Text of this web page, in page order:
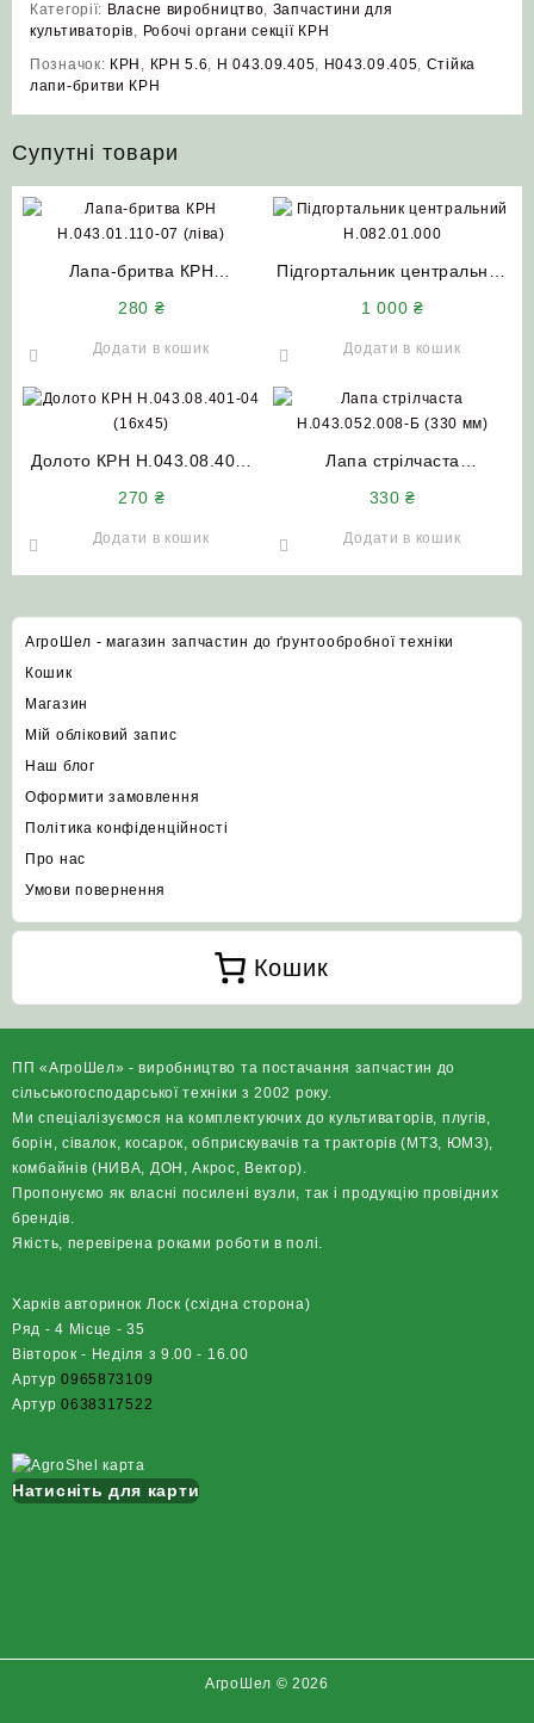
Категорії: Власне виробництво, Запчастини для
культиваторів, Робочі органи секції КРН
Позначок: КРН , КРН 5.6, Н 043.09.405, Н043.09.405, Стійка
лапи-бритви КРН
Супутні товари
Лапа-бритва КРН
борована Велес Агро
280 ₴
Додати в кошик
Підгортальник центральний
робочими органами
АгроШел
1 000₴
Додати в кошик
Долото КРН Н.043.08.401-
наплавленням
270 ₴
Додати в кошик
Лапа стрілчаста
борована (одеський кут)
Elvorti
330₴
Додати в кошик
АгроШел - магазин запчастин до ґрунтообробної техніки
Кошик
Магазин
Мій обліковий запис
Наш блог
Оформити замовлення
Політика конфіденційності
Про нас
Умови повернення
Кошик
ПП «АгроШел» - виробництво та постачання запчастин до
сільськогосподарської техніки з 2002 року.
Ми спеціалізуємося на комплектуючих до культиваторів, плугів,
борін, сівалок, косарок, обприскувачів та тракторів (МТЗ, ЮМЗ),
комбайнів (НИВА, ДОН, Акрос, Вектор).
Пропонуємо як власні посилені вузли, так і продукцію провідних
брендів.
Якість, перевірена роками роботи в полі.
Харків авторинок Лоск (східна сторона)
Ряд - 4 Місце - 35
Вівторок - Неділя з 9.00 - 16.00
Артур0965873109
Артур0638317522
Натисніть для карти
АгроШел © 2026